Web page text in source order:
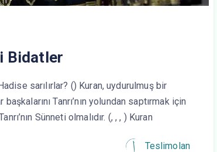
Bidatler
sarılırlar? () Kuran, uydurulmuş bir
Tanrı’nın yolundan saptırmak için
Sünneti olmalıdır. (, , , ) Kuran
Teslimolan